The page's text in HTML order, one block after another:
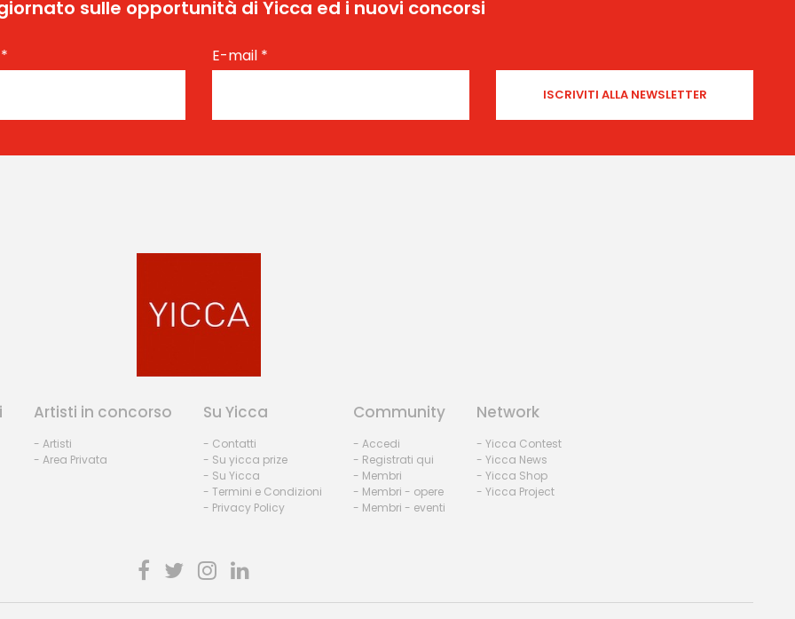
sulle opportunità di Yicca ed i nuovi concorsi
* E-mail *
Artisti in concorso
- Artisti
- Area Privata
Su Yicca
- Contatti
- Su yicca prize
- Su Yicca
- Termini e Condizioni
- Privacy Policy
Community
- Accedi
- Registrati qui
- Membri
- Membri - opere
- Membri - eventi
Network
- Yicca Contest
- Yicca News
- Yicca Shop
- Yicca Project